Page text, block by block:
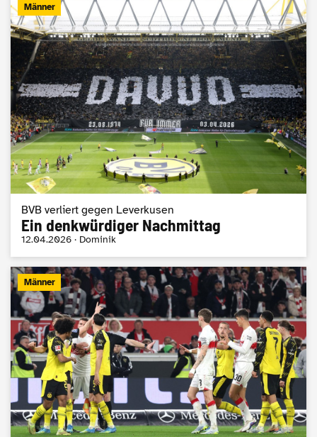
Männer
BVB verliert gegen Leverkusen
Ein denkwürdiger Nachmittag
12.04.2026 · Dominik
Männer